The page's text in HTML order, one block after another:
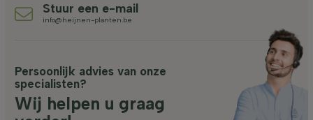
Stuur een e-mail
info@heijnen-planten.be
Persoonlijk advies van onze
specialisten?
Wij helpen u graag